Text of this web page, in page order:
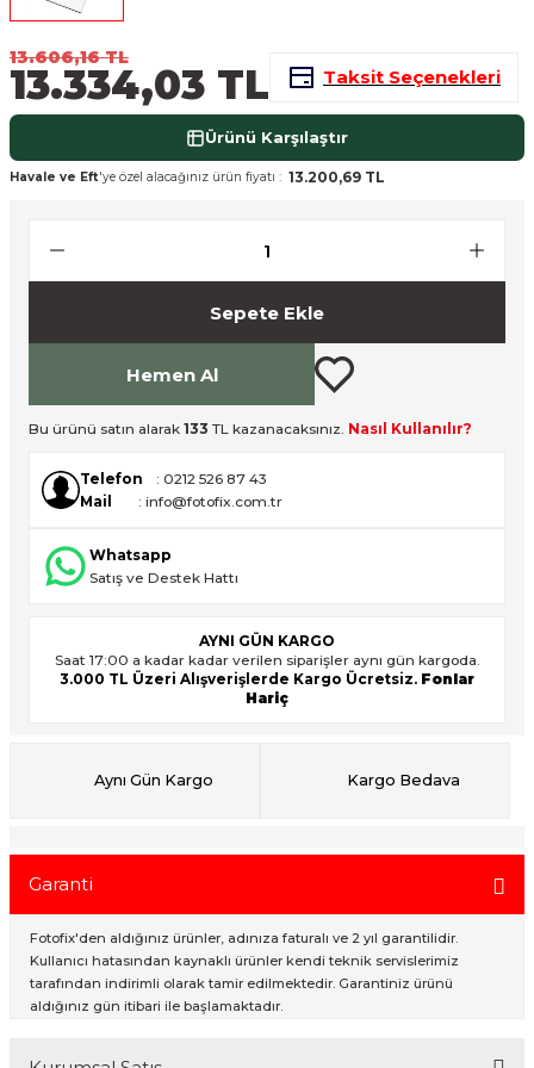
Işık Setleri
13.606,16 TL
13.334,03 TL Taksit Seçenekleri
Ürünü Karşılaştır
Havale ve Eft'ye özel alacağınız ürün fiyatı : 13.200,69 TL
Sepete Ekle
Hemen Al
Bu ürünü satın alarak 133 TL kazanacaksınız. Nasıl Kullanılır?
Telefon
: 0212 526 87 43
Mail
: info@fotofix.com.tr
Whatsapp
Satış ve Destek Hattı
AYNI GÜN KARGO
Saat 17:00 a kadar kadar verilen siparişler aynı gün kargoda.
3.000 TL Üzeri Alışverişlerde Kargo Ücretsiz. Fonlar
Hariç
Aynı Gün Kargo Kargo Bedava
Garanti
Fotofix'den aldığınız ürünler, adınıza faturalı ve 2 yıl garantilidir.
Kullanıcı hatasından kaynaklı ürünler kendi teknik servislerimiz
tarafından indirimli olarak tamir edilmektedir. Garantiniz ürünü
aldığınız gün itibari ile başlamaktadır.